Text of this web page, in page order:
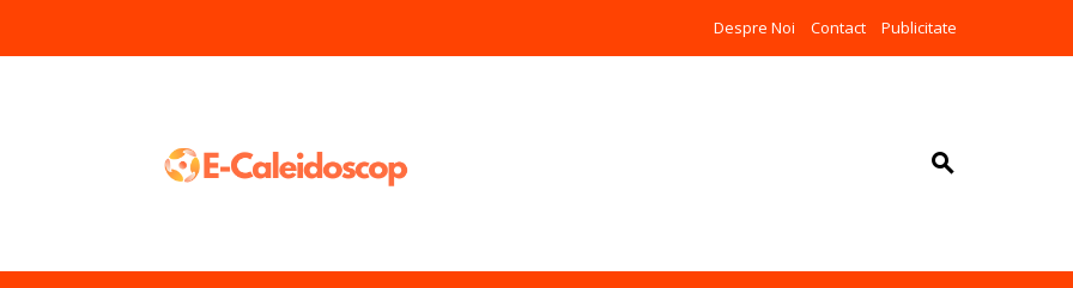
Despre Noi Contact Publicitate